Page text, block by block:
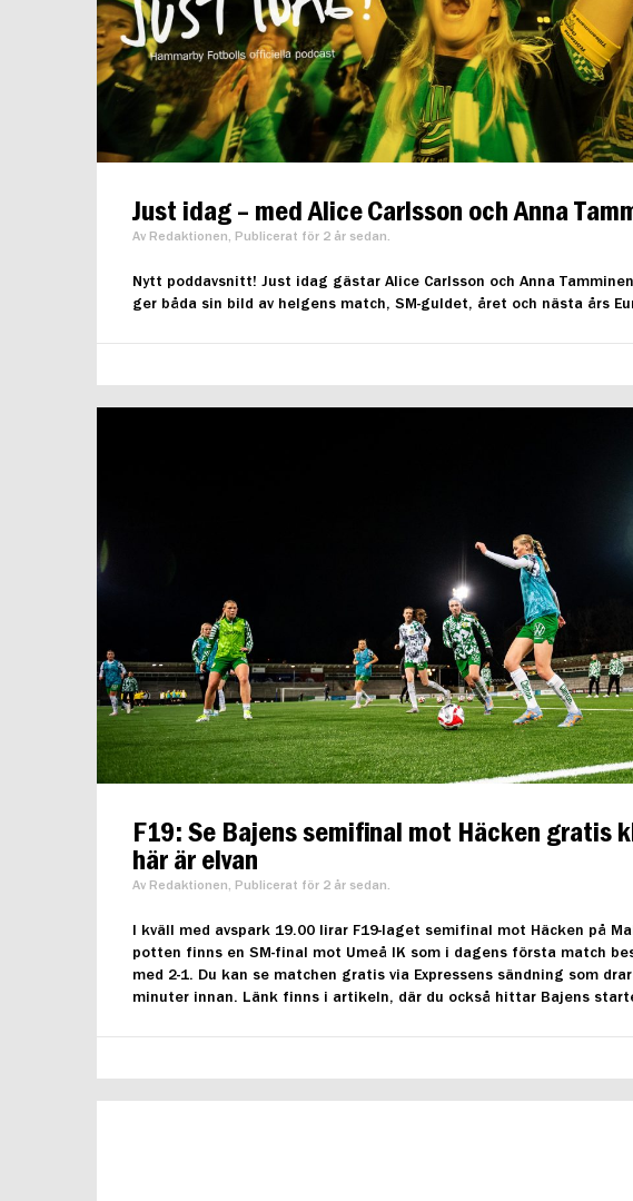
Just idag – med Alice Carlsson och Anna
Av Redaktionen, Publicerat för 2 år sedan.
Nytt poddavsnitt! Just idag gästar Alice Carlsson och Anna
ger båda sin bild av helgens match, SM-guldet, året och nästa års
F19: Se Bajens semifinal mot Häcken gratis
här är elvan
Av Redaktionen, Publicerat för 2 år sedan.
I kväll med avspark 19.00 lirar F19-laget semifinal mot Häcken på
potten finns en SM-final mot Umeå IK som i dagens första match
med 2-1. Du kan se matchen gratis via Expressens sändning som
minuter innan. Länk finns i artikeln, där du också hittar Bajens